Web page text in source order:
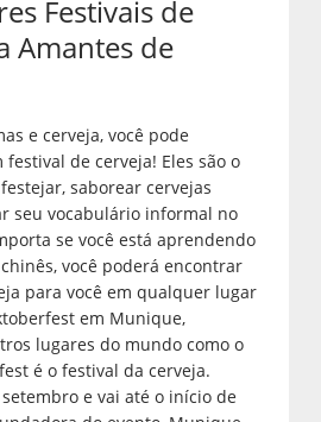
Festivais de
Amantes de
e cerveja, você pode
de cerveja! Eles são o
saborear cervejas
seu vocabulário informal no
se você está aprendendo
você poderá encontrar
para você em qualquer lugar
em Munique,
lugares do mundo como o
é o festival da cerveja.
e vai até o início de